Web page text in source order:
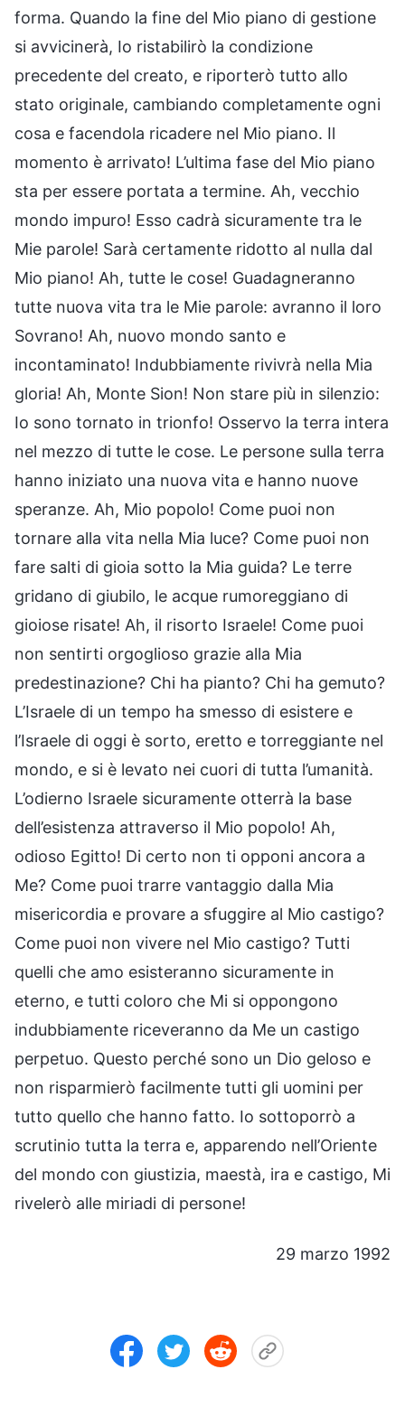
forma. Quando la fine del Mio piano di gestione
si avvicinerà, Io ristabilirò la condizione
precedente del creato, e riporterò tutto allo
stato originale, cambiando completamente ogni
cosa e facendola ricadere nel Mio piano. Il
momento è arrivato! L’ultima fase del Mio piano
sta per essere portata a termine. Ah, vecchio
mondo impuro! Esso cadrà sicuramente tra le
Mie parole! Sarà certamente ridotto al nulla dal
Mio piano! Ah, tutte le cose! Guadagneranno
tutte nuova vita tra le Mie parole: avranno il loro
Sovrano! Ah, nuovo mondo santo e
incontaminato! Indubbiamente rivivrà nella Mia
gloria! Ah, Monte Sion! Non stare più in silenzio:
Io sono tornato in trionfo! Osservo la terra intera
nel mezzo di tutte le cose. Le persone sulla terra
hanno iniziato una nuova vita e hanno nuove
speranze. Ah, Mio popolo! Come puoi non
tornare alla vita nella Mia luce? Come puoi non
fare salti di gioia sotto la Mia guida? Le terre
gridano di giubilo, le acque rumoreggiano di
gioiose risate! Ah, il risorto Israele! Come puoi
non sentirti orgoglioso grazie alla Mia
predestinazione? Chi ha pianto? Chi ha gemuto?
L’Israele di un tempo ha smesso di esistere e
l’Israele di oggi è sorto, eretto e torreggiante nel
mondo, e si è levato nei cuori di tutta l’umanità.
L’odierno Israele sicuramente otterrà la base
dell’esistenza attraverso il Mio popolo! Ah,
odioso Egitto! Di certo non ti opponi ancora a
Me? Come puoi trarre vantaggio dalla Mia
misericordia e provare a sfuggire al Mio castigo?
Come puoi non vivere nel Mio castigo? Tutti
quelli che amo esisteranno sicuramente in
eterno, e tutti coloro che Mi si oppongono
indubbiamente riceveranno da Me un castigo
perpetuo. Questo perché sono un Dio geloso e
non risparmierò facilmente tutti gli uomini per
tutto quello che hanno fatto. Io sottoporrò a
scrutinio tutta la terra e, apparendo nell’Oriente
del mondo con giustizia, maestà, ira e castigo, Mi
rivelerò alle miriadi di persone!
29 marzo 1992